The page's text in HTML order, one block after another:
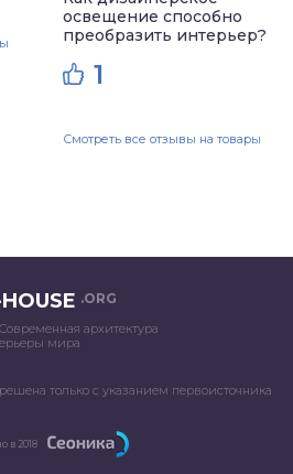
освещение способно
преобразить интерьер?
1
Смотреть все отзывы на товары
.ORG
архитектура
мира
только с указанием первоисточника
в 2018